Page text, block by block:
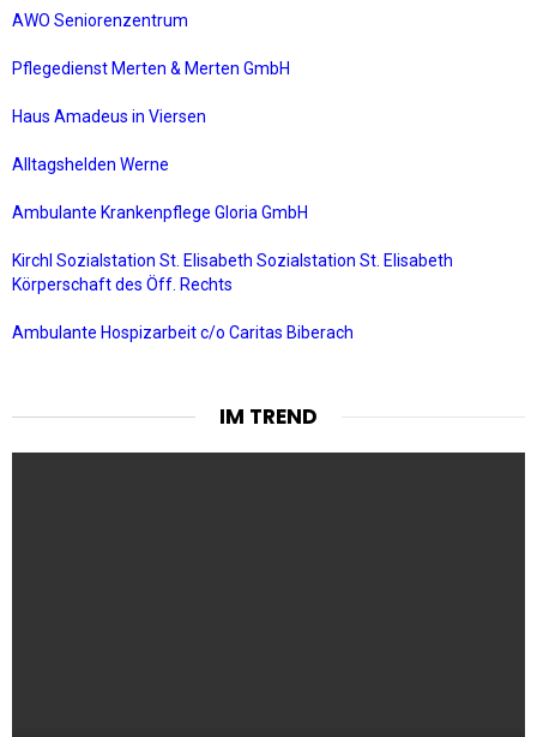
AWO Seniorenzentrum
Pflegedienst Merten & Merten GmbH
Haus Amadeus in Viersen
Alltagshelden Werne
Ambulante Krankenpflege Gloria GmbH
Kirchl Sozialstation St. Elisabeth Sozialstation St. Elisabeth
Körperschaft des Öff. Rechts
Ambulante Hospizarbeit c/o Caritas Biberach
IM TREND